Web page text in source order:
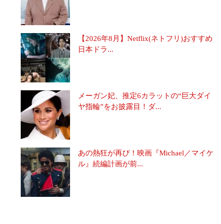
【2026年8月】Netflix(ネトフリ)おすすめ
日本ドラ...
メーガン妃、推定6カラットの“巨大ダイ
ヤ指輪”をお披露目！ダ...
あの熱狂が再び！映画『Michael／マイケ
ル』続編計画が前...